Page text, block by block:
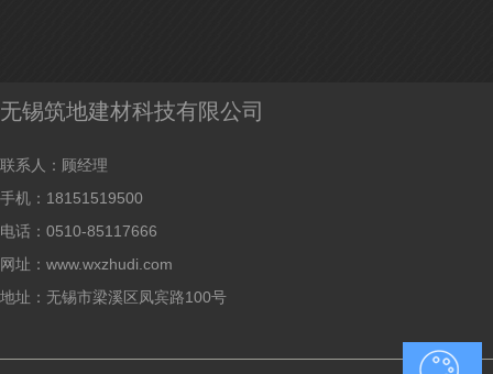
无锡筑地建材科技有限公司
联系人：顾经理
手机：18151519500
电话：0510-85117666
网址：www.wxzhudi.com
地址：无锡市梁溪区凤宾路100号